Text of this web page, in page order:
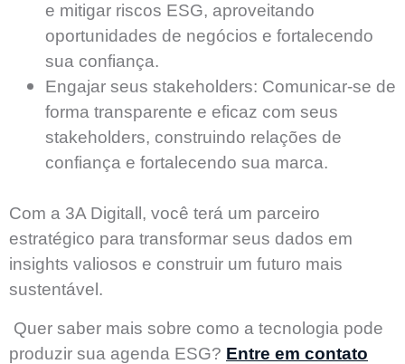
e mitigar riscos ESG, aproveitando
oportunidades de negócios e fortalecendo
sua confiança.
Engajar seus stakeholders: Comunicar-se de
forma transparente e eficaz com seus
stakeholders, construindo relações de
confiança e fortalecendo sua marca.
Com a 3A Digitall, você terá um parceiro
estratégico para transformar seus dados em
insights valiosos e construir um futuro mais
sustentável.
Quer saber mais sobre como a tecnologia pode
produzir sua agenda ESG? Entre em contato